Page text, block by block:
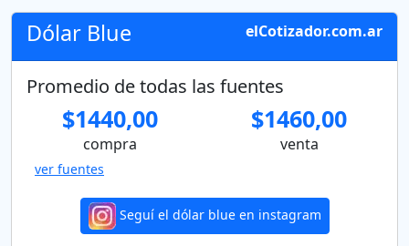
Dólar Blue elCotizador.com.ar
Promedio de todas las fuentes
$1440,00
compra
$1460,00
venta
ver fuentes
Seguí el dólar blue en instagram